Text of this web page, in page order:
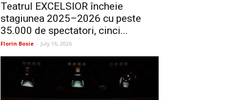
Teatrul EXCELSIOR încheie
stagiunea 2025–2026 cu peste
35.000 de spectatori, cinci...
Florin Bosie - July 16, 2026